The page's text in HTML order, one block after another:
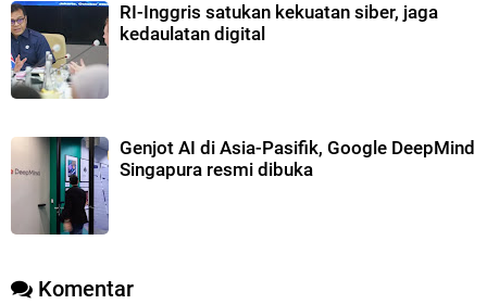
RI-Inggris satukan kekuatan siber, jaga
kedaulatan digital
Genjot AI di Asia-Pasifik, Google DeepMind
Singapura resmi dibuka
Komentar